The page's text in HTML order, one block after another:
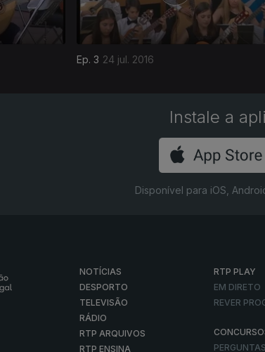
Ep. 3 24 jul. 2016
Instale a
Disponível para iOS,
NOTÍCIAS
DESPORTO
TELEVISÃO
RÁDIO
RTP ARQUIVOS
RTP ENSINA
RTP PLAY
EM DIRETO
REVER